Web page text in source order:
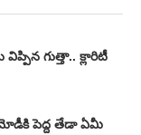
విప్పిన గుత్తా.. క్లారిటీ
మోడీకి పెద్ద తేడా ఏమీ